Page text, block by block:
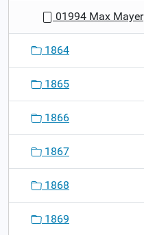
01994 Max Mayer
1864
1865
1866
1867
1868
1869